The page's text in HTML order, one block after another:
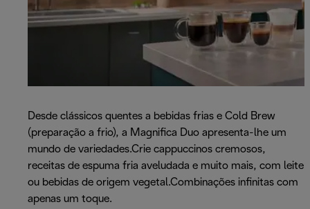
Desde clássicos quentes a bebidas frias e Cold Brew
(preparação a frio), a Magnifica Duo apresenta-lhe um
mundo de variedades.Crie cappuccinos cremosos,
receitas de espuma fria aveludada e muito mais, com leite
ou bebidas de origem vegetal.Combinações infinitas com
apenas um toque.